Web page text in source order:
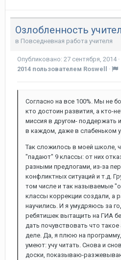
Озлобленность
в Повседневная работа учителя
Опубликовано: 27 сентября, 2014·
2014 пользователем Roswell ·
Согласно на все 100%. Мы не
кто достоин развития, а кто-
миссия в другом- поддержать
в каждом, даже в слабеньком
Так сложилось в моей школе,
"падают" 9 классы: от них
разными предлогами, из-за
конфликтных ситуаций и т.д.
том числе и так называемые
классы коррекции создали, а
научились. И я умудряюсь за
ребятишек вытащить на ГИА
дать почувствовать что
деле. Да, я плюю на программу,
умеют: учу читать. Снова и
доски, показываю-